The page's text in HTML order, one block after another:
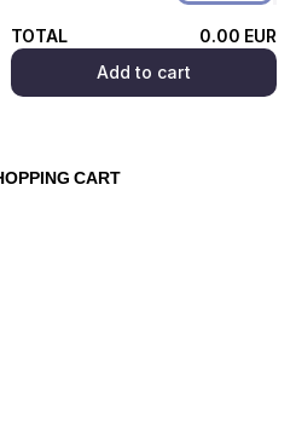
TOTAL 0.00 EUR
Add to cart
CART